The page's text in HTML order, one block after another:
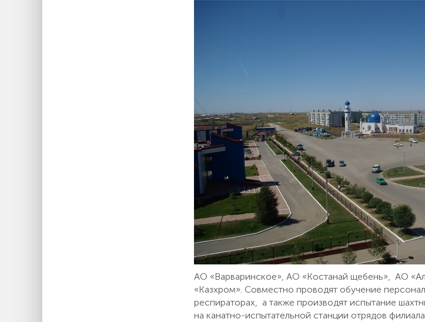
АО «Варваринское», АО «Костанай щебень», АО
«Казхром». Совместно проводят обучение
респираторах, а также производят испытание
на канатно-испытательной станции отрядов